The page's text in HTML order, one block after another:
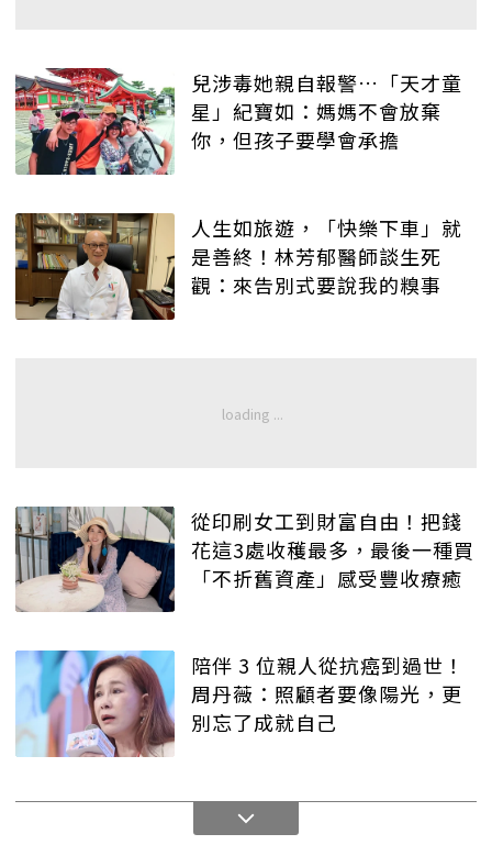
兒涉毒她親自報警…「天才童
星」紀寶如：媽媽不會放棄
你，但孩子要學會承擔
人生如旅遊，「快樂下車」就
是善終！林芳郁醫師談生死
觀：來告別式要說我的糗事
從印刷女工到財富自由！把錢
花這3處收穫最多，最後一種買
「不折舊資產」感受豐收療癒
陪伴 3 位親人從抗癌到過世！
周丹薇：照顧者要像陽光，更
別忘了成就自己